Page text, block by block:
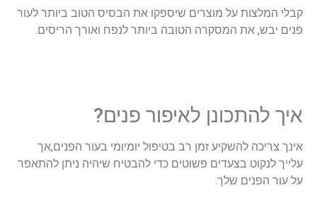
על מוצרים שיספקו את הבסיס הטוב ביותר לעור
את המסקרה הטובה ביותר לנפח ואורך הריסים.
לאיפור פנים?
להשקיע זמן רב בטיפול יומיומי בעור הפנים,אך
בצעדים פשוטים כדי להבטיח שיהיה ניתן להתאפר
שלך.